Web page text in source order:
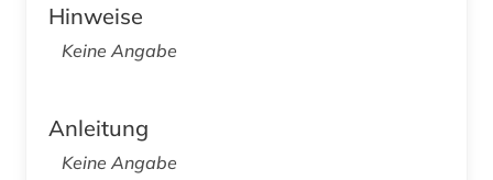
Hinweise
Keine Angabe
Anleitung
Keine Angabe